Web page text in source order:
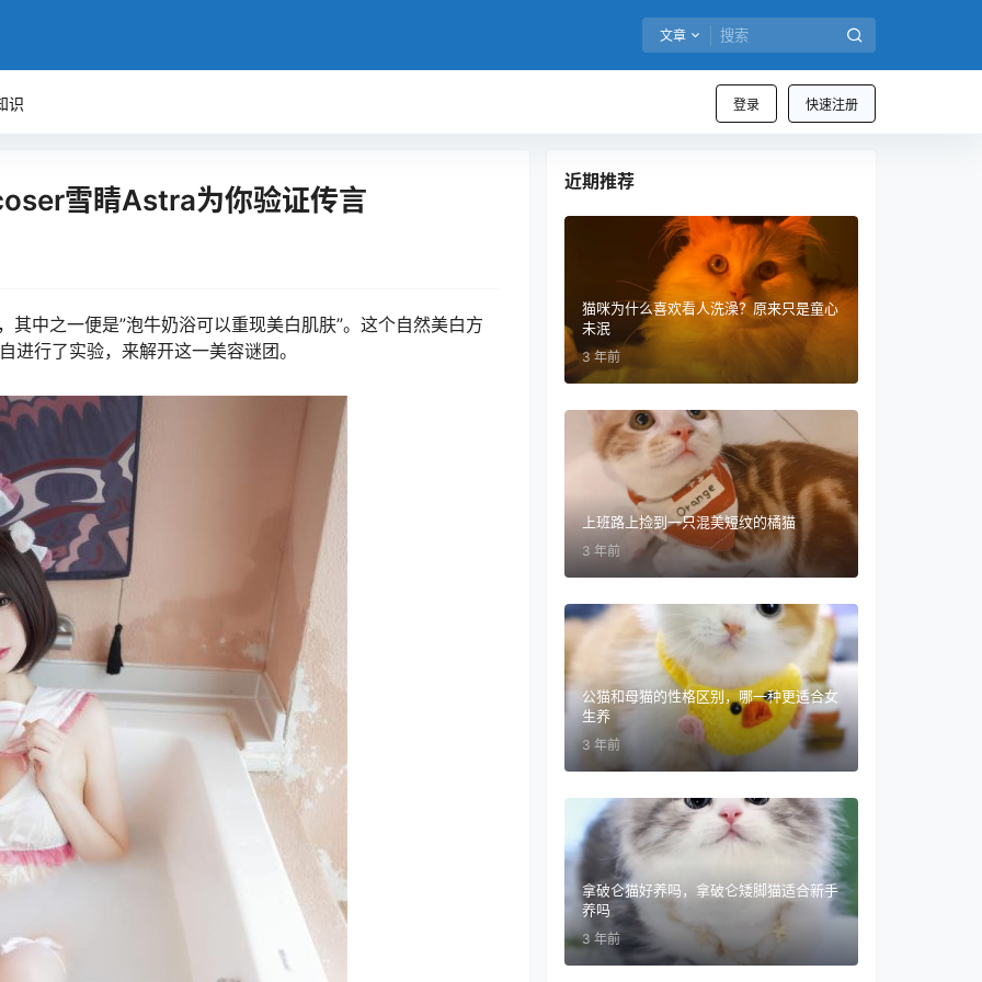
文章
登录 快速注册
识
雪睛Astra为你验证传言
中之一便是”泡牛奶浴可以重现美白肌肤”。这个自然美白方
进行了实验，来解开这一美容谜团。
近期推荐
猫咪为什么喜欢看人洗澡？原来只是童心
未泯
3 年前
上班路上捡到一只混美短纹的橘猫
3 年前
公猫和母猫的性格区别，哪一种更适合女
生养
3 年前
拿破仑猫好养吗，拿破仑矮脚猫适合新手
养吗
3 年前